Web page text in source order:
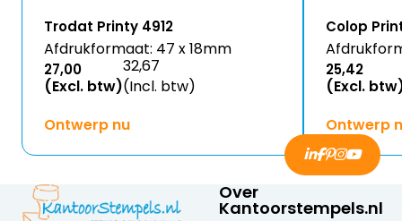
Trodat Printy 4912
Afdrukformaat: 47 x 18mm
27,00
(Excl. btw)
32,67
(Incl. btw)
Ontwerp nu
Colop
25,42
(Excl.
Ontwerp
Over
Kantoorstempels.nl